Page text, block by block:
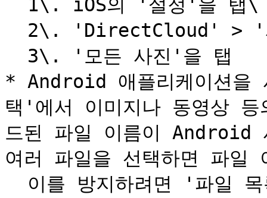
* Android 애플리케이션을
택'에서 이미지나 동영상
드된 파일 이름이 Android
여러 파일을 선택하면 파일